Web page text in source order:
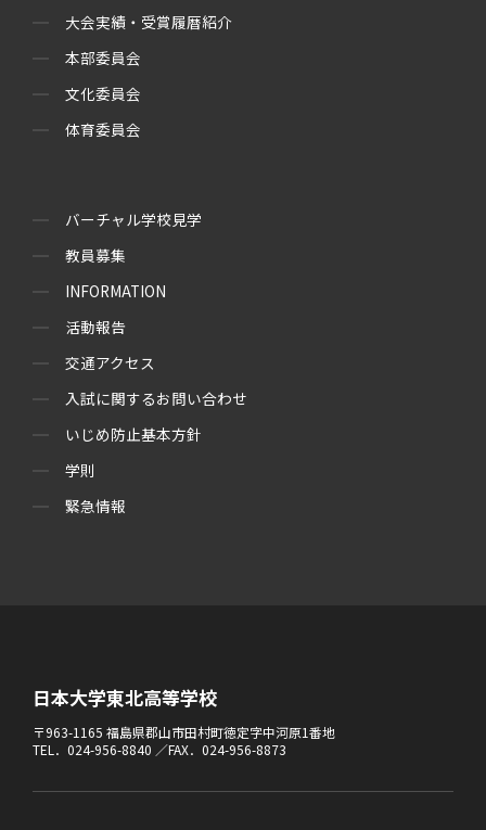
大会実績・受賞履暦紹介
本部委員会
文化委員会
体育委員会
バーチャル学校見学
教員募集
INFORMATION
活動報告
交通アクセス
入試に関するお問い合わせ
いじめ防止基本方針
学則
緊急情報
日本大学東北高等学校
〒963-1165 福島県郡山市田村町徳定字中河原1番地
TEL．024-956-8840 ／FAX．024-956-8873